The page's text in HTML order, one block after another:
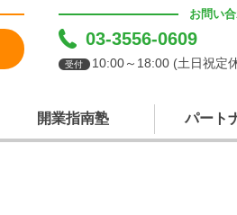
お問い
03-3556-0609
受付 10:00～18:00 (土日祝定
開業指南塾 パート